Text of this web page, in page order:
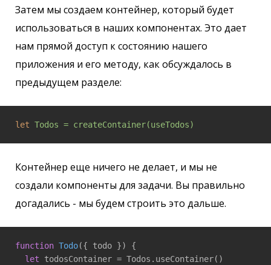
Затем мы создаем контейнер, который будет
использоваться в наших компонентах. Это дает
нам прямой доступ к состоянию нашего
приложения и его методу, как обсуждалось в
предыдущем разделе:
let Todos = createContainer(useTodos)
Контейнер еще ничего не делает, и мы не
создали компоненты для задачи. Вы правильно
догадались - мы будем строить это дальше.
function Todo({ todo }) {
let todosContainer = Todos.useContainer()